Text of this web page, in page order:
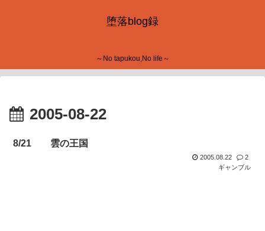
堕落blog録
～No tapukou,No life～
2005-08-22
8/21 雲の王国
2005.08.22
2
ギャンブル